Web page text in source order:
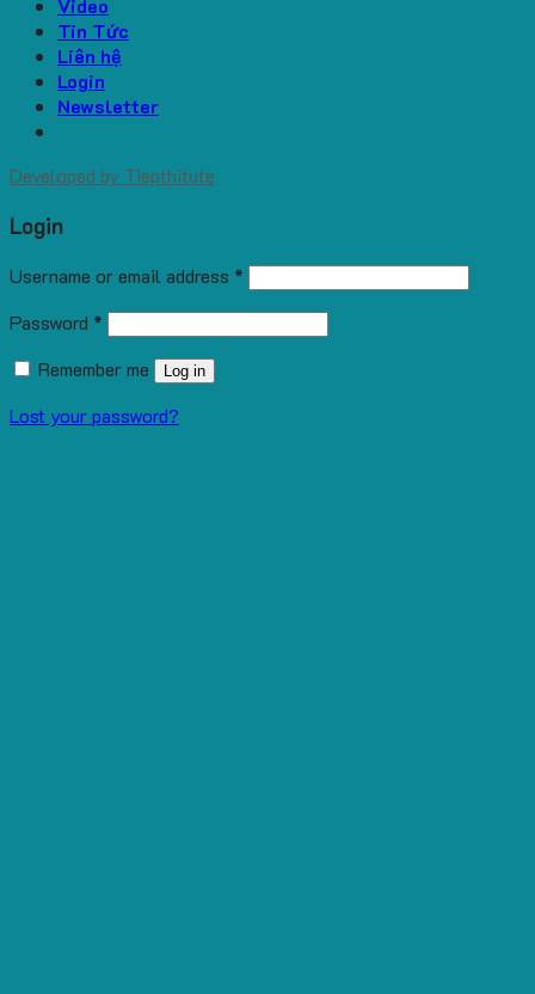
Video
Tin Tức
Liên hệ
Login
Newsletter
Developed by Tiepthitute
Login
Username or email address *
Password *
Remember me
Log in
Lost your password?